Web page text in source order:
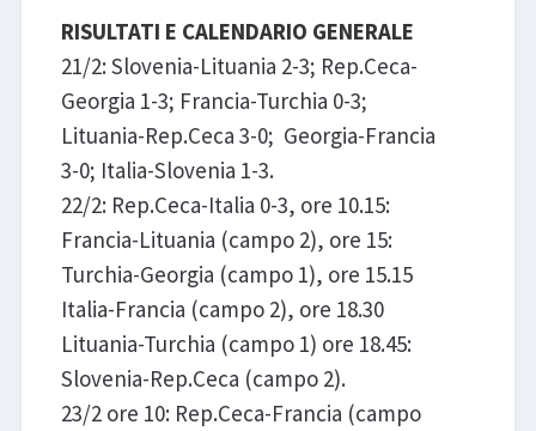
RISULTATI E CALENDARIO GENERALE
21/2: Slovenia-Lituania 2-3; Rep.Ceca-
Georgia 1-3; Francia-Turchia 0-3;
Lituania-Rep.Ceca 3-0; Georgia-Francia
3-0; Italia-Slovenia 1-3.
22/2: Rep.Ceca-Italia 0-3, ore 10.15:
Francia-Lituania (campo 2), ore 15:
Turchia-Georgia (campo 1), ore 15.15
Italia-Francia (campo 2), ore 18.30
Lituania-Turchia (campo 1) ore 18.45:
Slovenia-Rep.Ceca (campo 2).
23/2 ore 10: Rep.Ceca-Francia (campo